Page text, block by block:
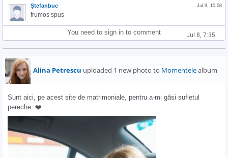
Jul 8, 7:35
Jul 9, 15:08
Ștefanbuc
frumos spus
You need to sign in to comment
Alina Petrescu uploaded 1 new photo to Momentelealbum
Sunt aici, pe acest site de matrimoniale, pentru a-mi găsi sufletul
pereche. ❤️